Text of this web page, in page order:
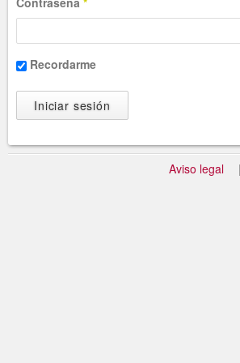
Recordarme
Aviso legal